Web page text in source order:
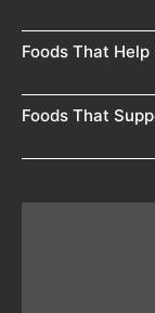
Foods That
Foods That